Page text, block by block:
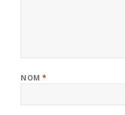
NOM*